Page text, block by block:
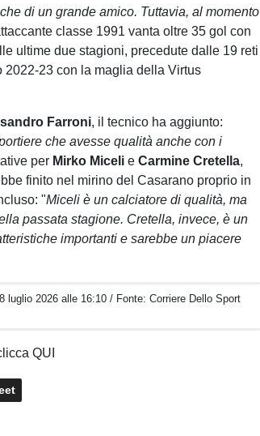
di un grande amico. Tuttavia, al momento
classe 1991 vanta oltre 35 gol con
ultime due stagioni, precedute dalle 19 reti
2022-23 con la maglia della Virtus
Farroni, il tecnico ha aggiunto:
che avesse qualità anche con i
per Mirko Miceli eCarmine Cretella,
finito nel mirino del Casarano proprio in
"Miceli è un calciatore di qualità, ma
passata stagione. Cretella, invece, è un
importanti e sarebbe un piacere
luglio 2026 alle 16:10 / Fonte: Corriere Dello Sport
QUI